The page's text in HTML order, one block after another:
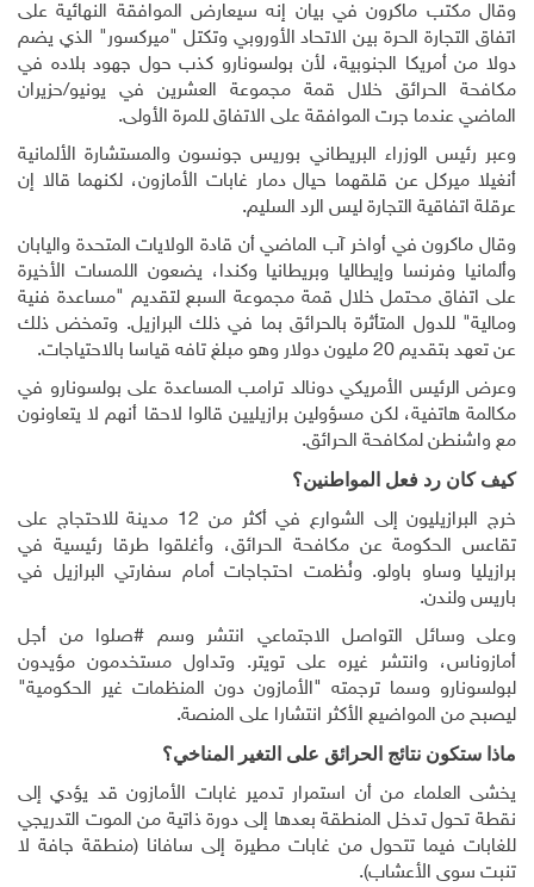
وقال مكتب ماكرون في بيان إنه سيعارض الموافقة النهائية على
اتفاق التجارة الحرة بين الاتحاد الأوروبي وتكتل "ميركسور" الذي يضم
دولا من أمريكا الجنوبية، لأن بولسونارو كذب حول جهود بلاده في
مكافحة الحرائق خلال قمة مجموعة العشرين في يونيو/حزيران
الماضي عندما جرت الموافقة على الاتفاق للمرة الأولى.
وعبر رئيس الوزراء البريطاني بوريس جونسون والمستشارة الألمانية
أنغيلا ميركل عن قلقهما حيال دمار غابات الأمازون، لكنهما قالا إن
عرقلة اتفاقية التجارة ليس الرد السليم.
وقال ماكرون في أواخر آب الماضي أن قادة الولايات المتحدة واليابان
وألمانيا وفرنسا وإيطاليا وبريطانيا وكندا، يضعون اللمسات الأخيرة
على اتفاق محتمل خلال قمة مجموعة السبع لتقديم "مساعدة فنية
ومالية" للدول المتأثرة بالحرائق بما في ذلك البرازيل. وتمخض ذلك
عن تعهد بتقديم 20 مليون دولار وهو مبلغ تافه قياسا بالاحتياجات
.
وعرض الرئيس الأمريكي دونالد ترامب المساعدة على بولسونارو في
مكالمة هاتفية، لكن مسؤولين برازيليين قالوا لاحقا أنهم لا يتعاونون
مع واشنطن لمكافحة الحرائق.
كيف كان رد فعل المواطنين؟
خرج البرازيليون إلى الشوارع في أكثر من 12 مدينة للاحتجاج على
تقاعس الحكومة عن مكافحة الحرائق، وأغلقوا طرقا رئيسية في
برازيليا وساو باولو. ونُظمت احتجاجات أمام سفارتي البرازيل في
باريس ولندن.
وعلى وسائل التواصل الاجتماعي انتشر وسم #صلوا من أجل
أمازوناس، وانتشر غيره على تويتر. وتداول مستخدمون مؤيدون
لبولسونارو وسما ترجمته "الأمازون دون المنظمات غير الحكومية"
ليصبح من المواضيع الأكثر انتشارا على المنصة.
ماذا ستكون نتائج الحرائق على التغير المناخي؟
يخشى العلماء من أن استمرار تدمير غابات الأمازون قد يؤدي إلى
نقطة تحول تدخل المنطقة بعدها إلى دورة ذاتية من الموت التدريجي
للغابات فيما تتحول من غابات مطيرة إلى سافانا (منطقة جافة لا
تنبت سوى الأعشاب).